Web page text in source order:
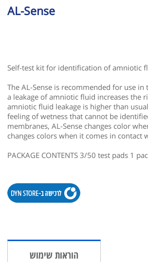
AL-Sense
Self-test kit for identification of amniotic
The AL-Sense is recommended for use
a leakage of amniotic fluid increases the
amniotic fluid leakage is higher than
feeling of wetness that cannot be
membranes, AL-Sense changes color
changes colors when it comes in contact
PACKAGE CONTENTS 3/50 test pads 1
הוראות שימוש